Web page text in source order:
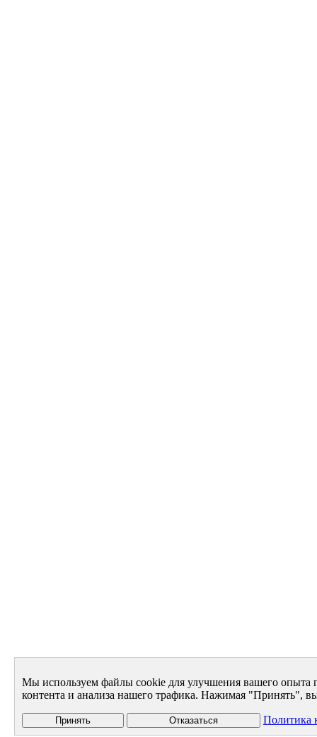
Мы используем файлы cookie для улучшения вашего опыта
контента и анализа нашего трафика. Нажимая "Принять",
Принять Отказаться Политика